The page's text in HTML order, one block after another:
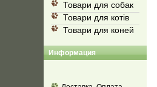
Товари для собак
Товари для котів
Товари для коней
Информация